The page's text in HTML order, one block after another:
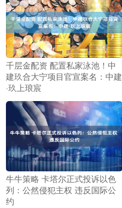
千层金配资 配置私家泳池！中
建玖合大宁项目官宣案名：中建
·玖上琅宸
牛牛策略 卡塔尔正式投诉以色
列：公然侵犯主权 违反国际公
约